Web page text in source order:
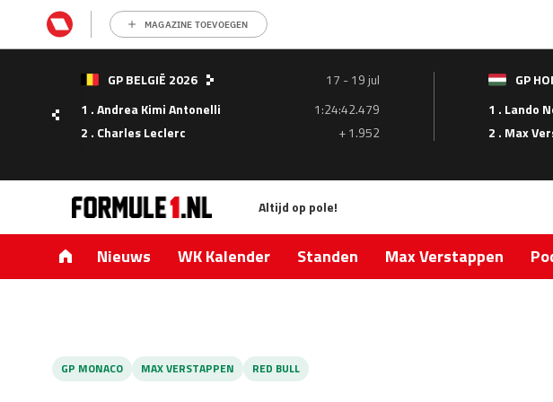
MAGAZINE TOEVOEGEN
GP BELGIË 2026
17 - 19 jul
1 . Andrea Kimi Antonelli
1:24:42.479
2 . Charles Leclerc
+ 1.952
GP
1 . Lando
2 . Max
Altijd op pole!
Nieuws WK Kalender Standen Max Verstappen
GP MONACO MAX VERSTAPPEN RED BULL